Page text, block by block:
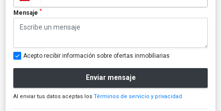
Mensaje *
Acepto recibir información sobre ofertas inmobiliarias
Enviar mensaje
Al enviar tus datos aceptas los Términos de servicio y privacidad